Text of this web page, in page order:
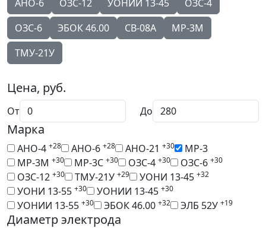
АНО-6
ОЗС-12 УОНИИ 13-45
ОЗС-4
ОЗС-6
ЭБОК 46.00 СВ-08А
МР-3М
ТМУ-21У
Цена, руб.
От До
Марка
АНО-4 +28 АНО-6 +28 АНО-21 +30
МР-3
МР-3М +30 МР-3С +30 ОЗС-4 +30 ОЗС-6 +30
ОЗС-12 +30 ТМУ-21У +29 УОНИ 13-45 +32
УОНИ 13-55 +30 УОНИИ 13-45 +30
УОНИИ 13-55 +30 ЭБОК 46.00 +32 ЭЛБ 52У +19
Диаметр электрода